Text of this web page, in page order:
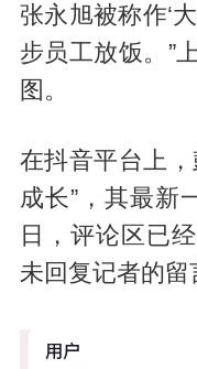
张永旭被称作‘
步员工放饭。”
图。
在抖音平台上
成长”，其最新
日，评论区已
未回复记者的留